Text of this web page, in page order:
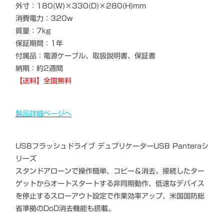
外寸：180(W)×330(D)×280(H)mm
消費電力：320w
質量：7kg
保証期間：1年
付属品：電源ケーブル、取扱説明書、保証書
納期：約2週間
【送料】全国無料
製品詳細ページへ
USBフラッシュドライブ デュプリケーターUSB Panteraシ
リーズ
スタンドアローンで操作簡単、コピー＆消去。接続したター
ゲットからオートスタートする非同期動作、低速なデバイス
を停止するスローアウト設定で作業効率アップ、米国国防総
省準拠のDoD消去機能も搭載。